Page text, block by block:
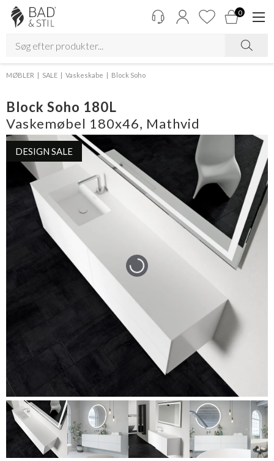
0
MØBLER SALE Vaskeskabe Block Soho
Block Soho 180L
Vaskemøbel 180x46, Mathvid
DESIGN SALE